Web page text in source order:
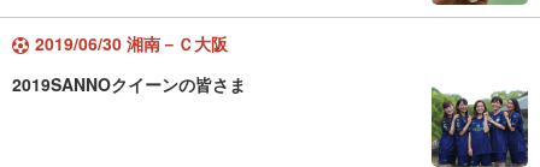
2019/06/30 湘南－Ｃ大阪
2019SANNOクイーンの皆さま